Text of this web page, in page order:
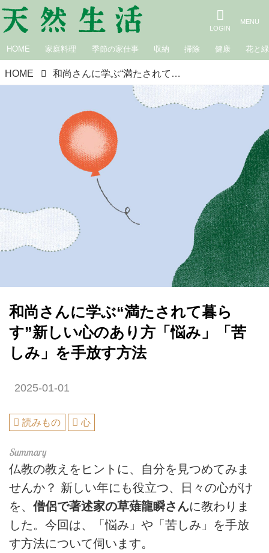
HOME 家庭料理 季節の家仕事 収納 掃除 健康 花と緑
HOME 和尚さんに学ぶ“満たされて暮らす”新しい心のあり方「悩み」「苦しみ」を手放す方法
和尚さんに学ぶ“満たされて暮ら
す”新しい心のあり方「悩み」「苦
しみ」を手放す方法
2025-01-01
読みもの 心
仏教の教えをヒントに、自分を見つめてみま
せんか？ 新しい年にも役立つ、日々の心がけ
を、 僧侶で著述家の草薙龍瞬さんに教わりま
した。今回は、「悩み」や「苦しみ」を手放
す方法について伺います。